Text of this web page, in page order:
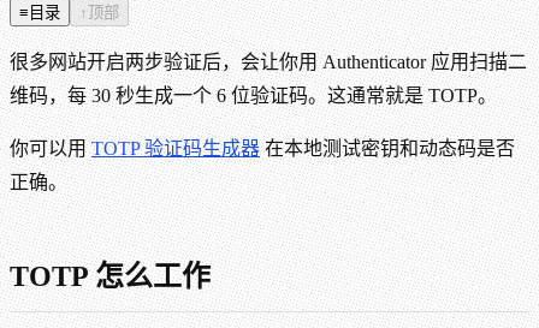
≡ 目录 ↑顶部
很多网站开启两步验证后，会让你用 Authenticator 应用扫描二
维码，每 30 秒生成一个 6 位验证码。这通常就是 TOTP。
你可以用TOTP 验证码生成器在本地测试密钥和动态码是否
正确。
TOTP 怎么工作